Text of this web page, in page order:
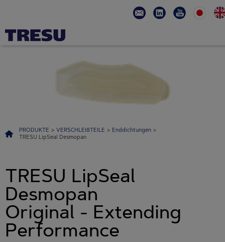
PRODUKTE > VERSCHLEIßTEILE > Enddichtungen >
TRESU LipSeal Desmopan
TRESU LipSeal
Desmopan
Original - Extending
Performance